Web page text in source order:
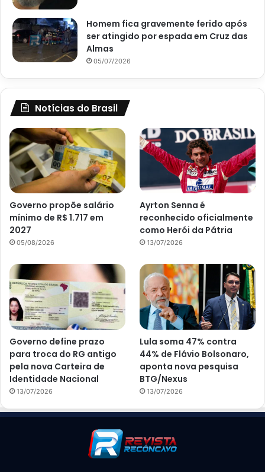
Homem fica gravemente ferido após
ser atingido por espada em Cruz das
Almas
05/07/2026
Notícias do Brasil
Governo propõe salário
mínimo de R$ 1.717 em
2027
05/08/2026
Ayrton Senna é
reconhecido oficialmente
como Herói da Pátria
13/07/2026
Governo define prazo
para troca do RG antigo
pela nova Carteira de
Identidade Nacional
13/07/2026
Lula soma 47% contra
44% de Flávio Bolsonaro,
aponta nova pesquisa
BTG/Nexus
13/07/2026